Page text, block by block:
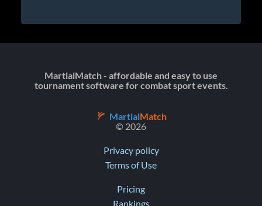
MartialMatch - affordable and easy to use
tournament software for combat sport events.
MartialMatch
© 2026
Privacy policy
Terms of Use
Pricing
Rankings